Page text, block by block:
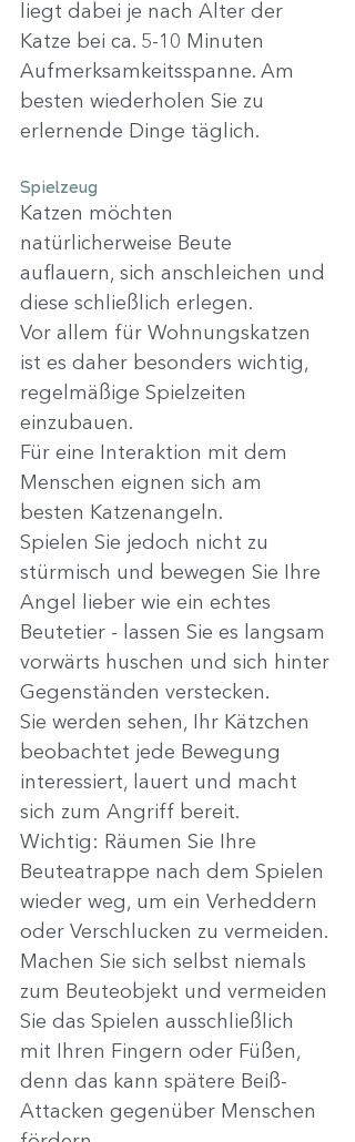
liegt dabei je nach Alter der
Katze bei ca. 5-10 Minuten
Aufmerksamkeitsspanne. Am
besten wiederholen Sie zu
erlernende Dinge täglich.
Spielzeug
Katzen möchten
natürlicherweise Beute
auflauern, sich anschleichen und
diese schließlich erlegen.
Vor allem für Wohnungskatzen
ist es daher besonders wichtig,
regelmäßige Spielzeiten
einzubauen.
Für eine Interaktion mit dem
Menschen eignen sich am
besten Katzenangeln.
Spielen Sie jedoch nicht zu
stürmisch und bewegen Sie Ihre
Angel lieber wie ein echtes
Beutetier - lassen Sie es langsam
vorwärts huschen und sich hinter
Gegenständen verstecken.
Sie werden sehen, Ihr Kätzchen
beobachtet jede Bewegung
interessiert, lauert und macht
sich zum Angriff bereit.
Wichtig: Räumen Sie Ihre
Beuteatrappe nach dem Spielen
wieder weg, um ein Verheddern
oder Verschlucken zu vermeiden.
Machen Sie sich selbst niemals
zum Beuteobjekt und vermeiden
Sie das Spielen ausschließlich
mit Ihren Fingern oder Füßen,
denn das kann spätere Beiß-
Attacken gegenüber Menschen